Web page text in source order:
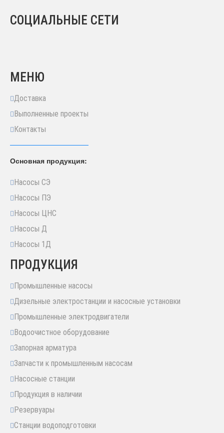
СОЦИАЛЬНЫЕ СЕТИ
МЕНЮ
Доставка
Выполненные проекты
Контакты
Основная продукция:
Насосы СЭ
Насосы ПЭ
Насосы ЦНС
Насосы Д
Насосы 1Д
ПРОДУКЦИЯ
Промышленные насосы
Дизельные электростанции и насосные установки
Промышленные электродвигатели
Водоочистное оборудование
Запорная арматура
Запчасти к промышленным насосам
Насосные станции
Продукция в наличии
Резервуары
Станции водоподготовки